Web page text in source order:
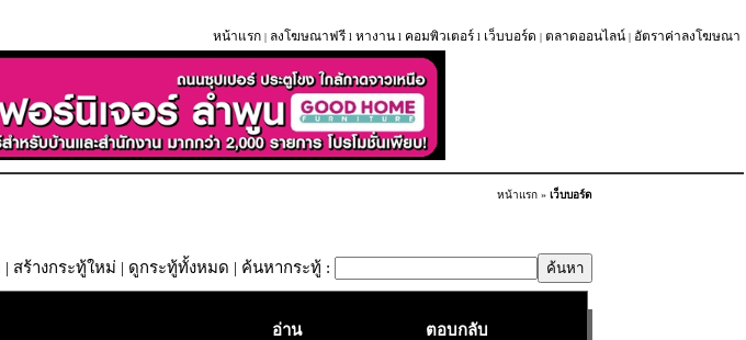
หน้าแรก | ลงโฆษณาฟรี l หางาน l คอมพิวเตอร์ l เว็บบอร์ด | ตลาดออนไลน์ | อัตราค่าลงโฆษณา
หน้าแรก » เว็บบอร์ด
| สร้างกระทู้ใหม่ | ดูกระทู้ทั้งหมด | ค้นหากระทู้ :
อ่าน ตอบกลับ